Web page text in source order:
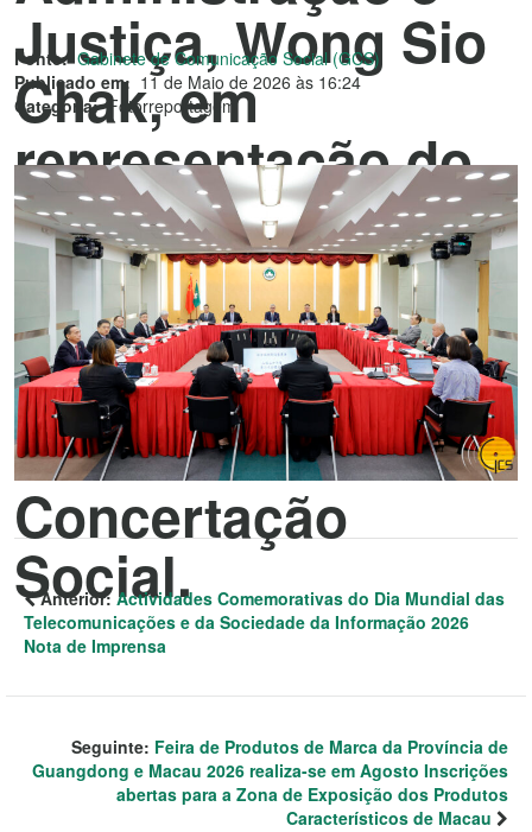
Justiça, Wong Sio
Chak, em
representação do
Chefe do
Executivo, na
reunião plenária
do Conselho
Permanente de
Concertação
Social.
Fonte: Gabinete de Comunicação Social (GCS)
Publicado em: 11 de Maio de 2026 às 16:24
Categoria: Fotorreportagem
Anterior:Actividades Comemorativas do Dia Mundial das
Telecomunicações e da Sociedade da Informação 2026
Nota de Imprensa
Seguinte: Feira de Produtos de Marca da Província de
Guangdong e Macau 2026 realiza-se em Agosto Inscrições
abertas para a Zona de Exposição dos Produtos
Característicos de Macau